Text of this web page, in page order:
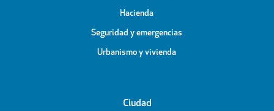
Hacienda
Seguridad y emergencias
Urbanismo y vivienda
Ciudad